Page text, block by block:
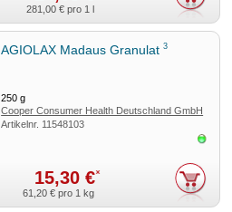
281,00 € pro 1 l
AGIOLAX Madaus Granulat3
250g
Cooper Consumer Health Deutschland GmbH
Artikelnr. 11548103
15,30 €*
61,20 € pro 1 kg